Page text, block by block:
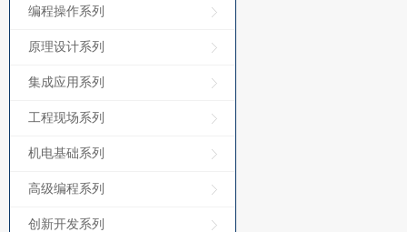
编程操作系列
原理设计系列
集成应用系列
工程现场系列
机电基础系列
高级编程系列
创新开发系列